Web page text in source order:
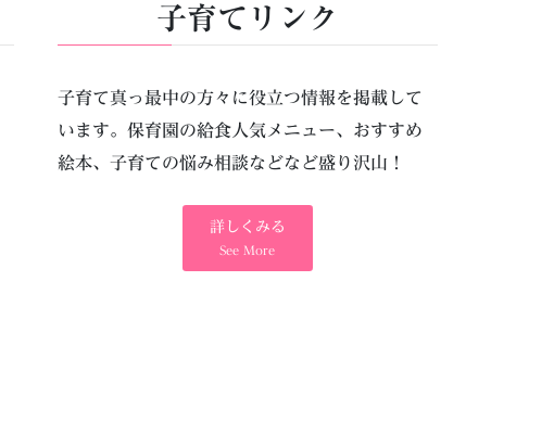
子育てリンク
子育て真っ最中の方々に役立つ情報を掲載して
います。保育園の給食人気メニュー、おすすめ
絵本、子育ての悩み相談などなど盛り沢山！
詳しくみる
See More